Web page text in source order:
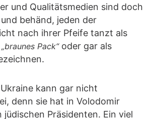
und Qualitätsmedien sind doch
behänd, jeden der
nach ihrer Pfeife tanzt als
Pack“oder gar als
kann gar nicht
denn sie hat in Volodomir
jüdischen Präsidenten. Ein viel